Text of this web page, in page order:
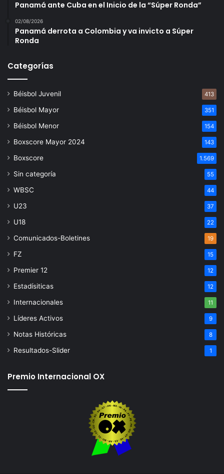
Panamá ante Cuba en el Inicio de la “Súper Ronda”
02/08/2026
Panamá derrota a Colombia y va invicto a Súper
Ronda
Categorías
Béisbol Juvenil 413
Béisbol Mayor 351
Béisbol Menor 154
Boxscore Mayor 2024 143
Boxscore 1.569
Sin categoría 55
WBSC 44
U23 37
U18 22
Comunicados-Boletines 19
FZ 15
Premier 12 12
Estadísiticas 12
Internacionales 11
Líderes Activos 9
Notas Históricas 8
Resultados-Slider 1
Premio Internacional OX